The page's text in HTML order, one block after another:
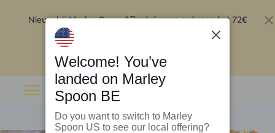
Nieuw bij Marley Spoon?Bestel nu en ontvang tot 72€
Welcome! You’ve
landed on Marley
Spoon BE
Do you want to switch to Marley
Spoon US to see our local offering?